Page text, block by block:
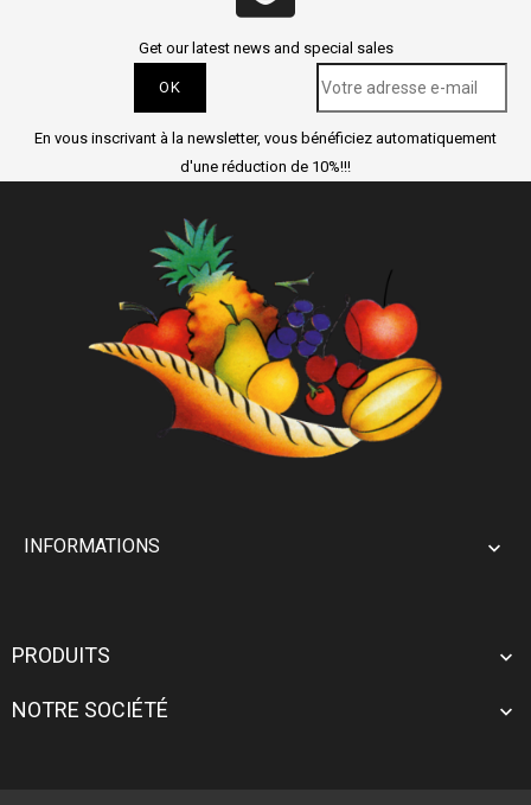
Get our latest news and special sales
En vous inscrivant à la newsletter, vous bénéficiez automatiquement
d'une réduction de 10%!!!
INFORMATIONS 
PRODUITS 
NOTRE SOCIÉTÉ 